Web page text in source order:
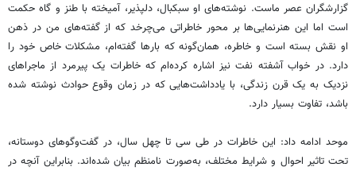
گزارشگران عصر ماست. نوشته‌های او سبکبال، دلپذیر، آمیخته با طنز و گاه حکمت
است اما این هنرنمایی‌ها بر محور خاطراتی می‌چرخد که از گفته‌های من در ذهن
او نقش بسته است و خاطره، همان‌گونه که بارها گفته‌ام، مشکلات خاص خود را
دارد. در خواب آشفته نفت نیز اشاره کرده‌ام که خاطرات یک پیرمرد از ماجراهای
نزدیک به یک قرن زندگی، با یادداشت‌هایی که در زمان وقوع حوادث نوشته شده
باشد، تفاوت بسیار دارد.
موحد ادامه داد: این خاطرات در طی سی‌ تا چهل سال، در گفت‌وگوهای دوستانه،
تحت تاثیر احوال و شرایط مختلف، به‌صورت نامنظم بیان شده‌اند. بنابراین آنچه در